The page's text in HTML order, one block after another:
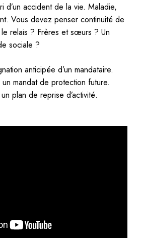
d’un accident de la vie. Maladie,
Vous devez penser continuité de
relais ? Frères et sœurs ? Un
sociale ?
anticipée d’un mandataire.
un mandat de protection future.
plan de reprise d’activité.